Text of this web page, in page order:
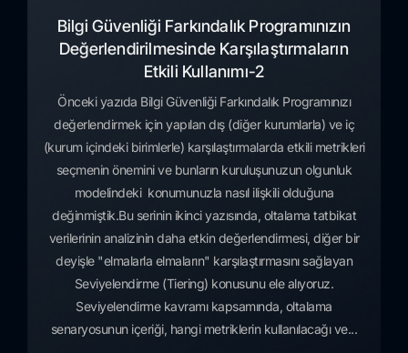
Bilgi Güvenliği Farkındalık Programınızın
Değerlendirilmesinde Karşılaştırmaların
Etkili Kullanımı-2
Önceki yazıda Bilgi Güvenliği Farkındalık Programınızı
değerlendirmek için yapılan dış (diğer kurumlarla) ve iç
(kurum içindeki birimlerle) karşılaştırmalarda etkili metrikleri
seçmenin önemini ve bunların kuruluşunuzun olgunluk
modelindeki konumunuzla nasıl ilişkili olduğuna
değinmiştik.Bu serinin ikinci yazısında, oltalama tatbikat
verilerinin analizinin daha etkin değerlendirmesi, diğer bir
deyişle "elmalarla elmaların" karşılaştırmasını sağlayan
Seviyelendirme (Tiering) konusunu ele alıyoruz.
Seviyelendirme kavramı kapsamında, oltalama
senaryosunun içeriği, hangi metriklerin kullanılacağı ve...